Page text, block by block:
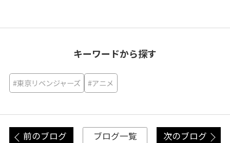
キーワードから探す
#東京リベンジャーズ #アニメ
前のブログ ブログ一覧 次のブログ